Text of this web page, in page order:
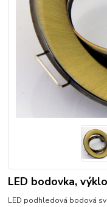
LED bodovka,
LED podhledová bodová